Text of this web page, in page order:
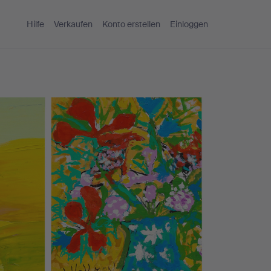
Hilfe Verkaufen Konto erstellen Einloggen